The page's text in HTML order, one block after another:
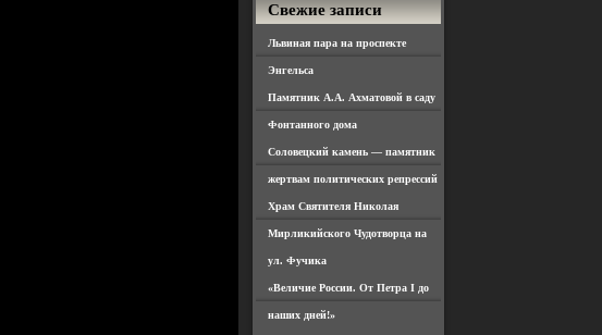
Свежие записи
Львиная пара на проспекте
Энгельса
Памятник А.А. Ахматовой в саду
Фонтанного дома
Соловецкий камень — памятник
жертвам политических репрессий
Храм Святителя Николая
Мирликийского Чудотворца на
ул. Фучика
«Величие России. От Петра I до
наших дней!»